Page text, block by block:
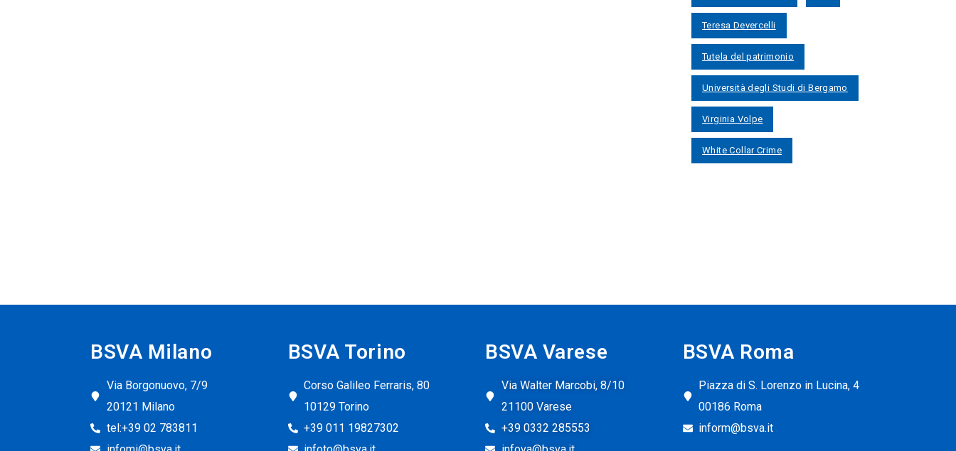
Teresa Devercelli
Tutela del patrimonio
Università degli Studi di Bergamo
Virginia Volpe
White Collar Crime
BSVA Milano
Via Borgonuovo, 7/9
20121 Milano
tel:+39 02 783811
BSVA Torino
Corso Galileo Ferraris, 80
10129 Torino
+39 011 19827302
BSVA Varese
Via Walter Marcobi, 8/10
21100 Varese
+39 0332 285553
BSVA Roma
Piazza di S. Lorenzo in Lucina, 4
00186 Roma
inform@bsva.it